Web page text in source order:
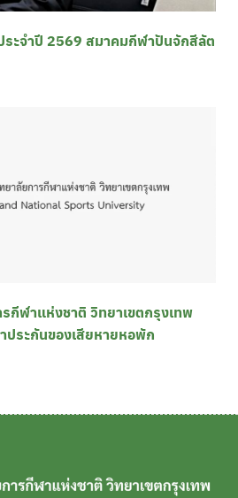
ะจำปี 2569 สมาคมกีฬาปันจักสีลัต
กีฬาแห่งชาติ วิทยาเขตกรุงเทพ
ประกันของเสียหายหอพัก